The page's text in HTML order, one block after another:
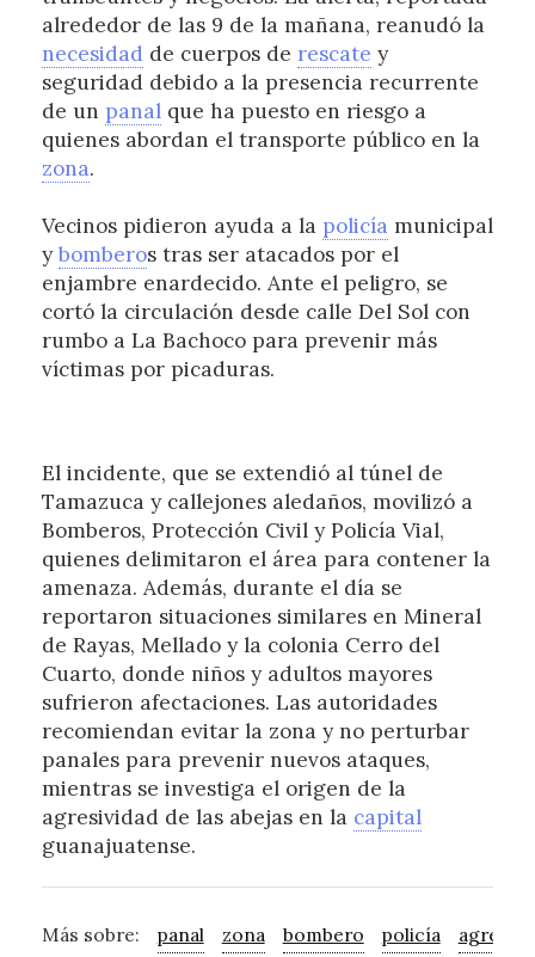
alrededor de las 9 de la mañana, reanudó la
necesidad de cuerpos de rescate y
seguridad debido a la presencia recurrente
de un panalque ha puesto en riesgo a
quienes abordan el transporte público en la
zona.
Vecinos pidieron ayuda a la policía municipal
ybomberos tras ser atacados por el
enjambre enardecido. Ante el peligro, se
cortó la circulación desde calle Del Sol con
rumbo a La Bachoco para prevenir más
víctimas por picaduras.
El incidente, que se extendió al túnel de
Tamazuca y callejones aledaños, movilizó a
Bomberos, Protección Civil y Policía Vial,
quienes delimitaron el área para contener la
amenaza. Además, durante el día se
reportaron situaciones similares en Mineral
de Rayas, Mellado y la colonia Cerro del
Cuarto, donde niños y adultos mayores
sufrieron afectaciones. Las autoridades
recomiendan evitar la zona y no perturbar
panales para prevenir nuevos ataques,
mientras se investiga el origen de la
agresividad de las abejas en la capital
guanajuatense.
Más sobre: panal zona bombero policía agresivo